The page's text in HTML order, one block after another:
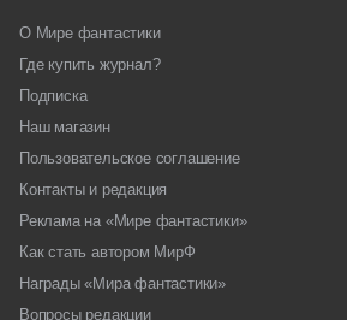
О Мире фантастики
Где купить журнал?
Подписка
Наш магазин
Пользовательское соглашение
Контакты и редакция
Реклама на «Мире фантастики»
Как стать автором МирФ
Награды «Мира фантастики»
Вопросы редакции